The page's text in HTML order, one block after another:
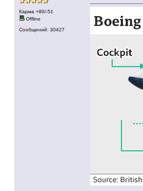
Карма +80/-51
Offline
Сообщений: 30427